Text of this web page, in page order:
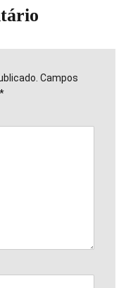
Campos